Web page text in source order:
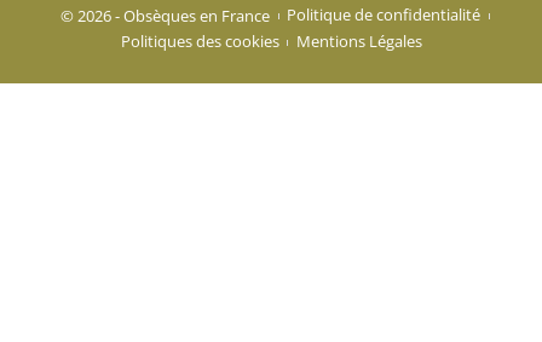
© 2026 - Obsèques en France
Politique de confidentialité
Politiques des cookies
Mentions Légales